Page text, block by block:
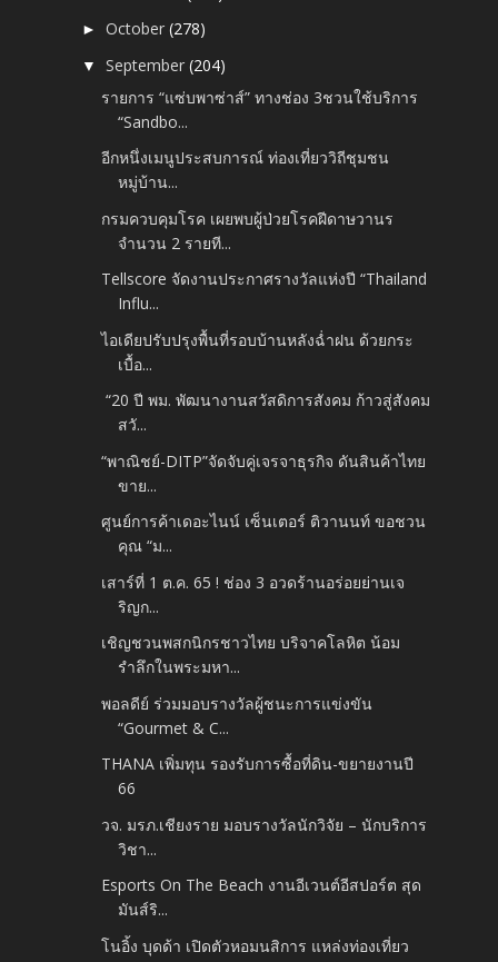
►October(278)
▼September(204)
รายการ “แซ่บพาซ่าส์” ทางช่อง 3ชวนใช้บริการ
“Sandbo...
อีกหนึ่งเมนูประสบการณ์ ท่องเที่ยววิถีชุมชน
หมู่บ้าน...
กรมควบคุมโรค เผยพบผู้ป่วยโรคฝีดาษวานร
จำนวน 2 รายที...
Tellscore จัดงานประกาศรางวัลแห่งปี “Thailand
Influ...
ไอเดียปรับปรุงพื้นที่รอบบ้านหลังฉ่ำฝน ด้วยกระ
เบื้อ...
“20 ปี พม. พัฒนางานสวัสดิการสังคม ก้าวสู่สังคม
สวั...
“พาณิชย์-DITP”จัดจับคู่เจรจาธุรกิจ ดันสินค้าไทย
ขาย...
ศูนย์การค้าเดอะไนน์ เซ็นเตอร์ ติวานนท์ ขอชวน
คุณ “ม...
เสาร์ที่ 1 ต.ค. 65 ! ช่อง 3 อวดร้านอร่อยย่านเจ
ริญก...
เชิญชวนพสกนิกรชาวไทย บริจาคโลหิต น้อม
รำลึกในพระมหา...
พอลดีย์ ร่วมมอบรางวัลผู้ชนะการแข่งขัน
“Gourmet & C...
THANA เพิ่มทุน รองรับการซื้อที่ดิน-ขยายงานปี
66
วจ. มรภ.เชียงราย มอบรางวัลนักวิจัย – นักบริการ
วิชา...
Esports On The Beach งานอีเวนต์อีสปอร์ต สุด
มันส์ริ...
โนอิ้ง บุดด้า เปิดตัวหอมนสิการ แหล่งท่องเที่ยว